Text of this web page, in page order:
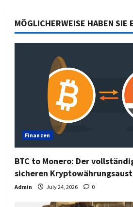
MÖGLICHERWEISE HABEN SIE
Finanzen
BTC to Monero: Der
sicheren
Admin July 24, 2026 0